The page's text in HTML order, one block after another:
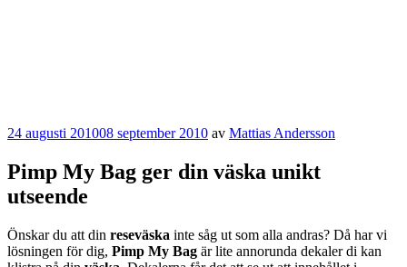
Publicerat
24 augusti 201008 september 2010 av Mattias Andersson
Pimp My Bag ger din väska unikt
utseende
Önskar du att din reseväska inte såg ut som alla andras? Då har vi
lösningen för dig, Pimp My Bag är lite annorunda dekaler di kan